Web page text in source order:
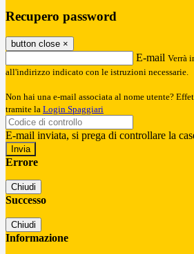
Recupero password
button close ×
E-mail Verrà
all'indirizzo indicato con le istruzioni necessarie.
Non hai una e-mail associata al nome utente?
tramite la Login Spaggiari
E-mail inviata, si prega di controllare la
Errore
Chiudi
Successo
Chiudi
Informazione